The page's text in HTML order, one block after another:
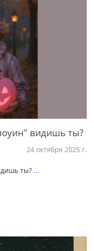
видишь ты?
24 октября 2025 г.
ты? ...